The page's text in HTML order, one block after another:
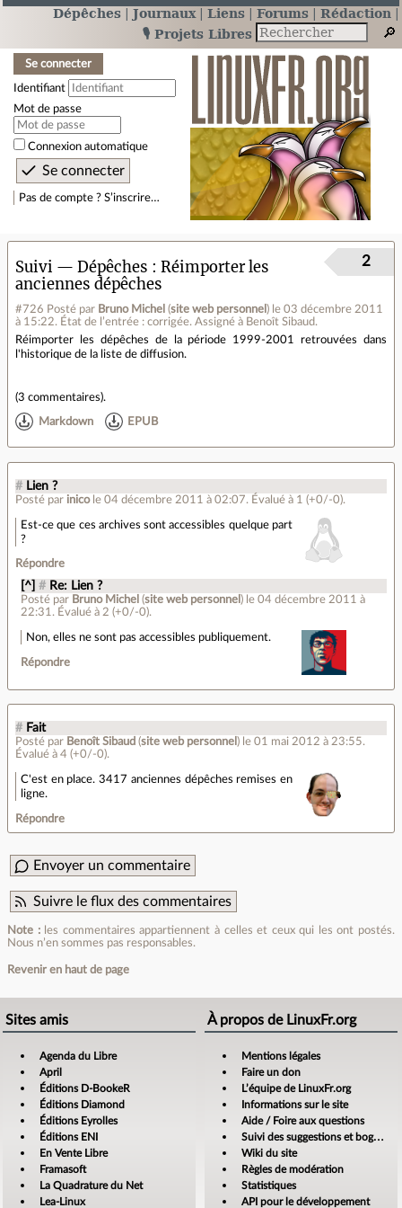
Dépêches Journaux Liens Forums
Rédaction
🎙️ Projets Libres
Se connecter
Identifiant
Mot de passe
Connexion automatique
Pas de compte ? S’inscrire…
Suivi — Dépêches
Réimporter les
anciennes dépêches
#726 Posté par Bruno Michel (site web personnel ) le 03 décembre 2011
à 15:22. État de l’entrée : corrigée. Assigné à Benoît Sibaud.
2
Réimporter les dépêches de la période 1999-2001 retrouvées dans
l'historique de la liste de diffusion.
(3 commentaires).
Markdown EPUB
# Lien ?
Posté par inico le 04 décembre 2011 à 02:07. Évalué à 1 (+0/-0).
Est-ce que ces archives sont accessibles quelque part
?
Répondre
[^] # Re: Lien ?
Posté par Bruno Michel (site web personnel ) le 04 décembre 2011 à
22:31. Évalué à2 (+0/-0).
Non, elles ne sont pas accessibles publiquement.
Répondre
# Fait
Posté par Benoît Sibaud (site web personnel ) le 01 mai 2012 à 23:55.
Évalué à 4 (+0/-0).
C'est en place. 3417 anciennes dépêches remises en
ligne.
Répondre
Envoyer un commentaire
Suivre le flux des commentaires
Note :les commentaires appartiennent à celles et ceux qui les ont postés.
Nous n’en sommes pas responsables.
Revenir en haut de page
Sites amis
Agenda du Libre
April
Éditions D-BookeR
Éditions Diamond
Éditions Eyrolles
Éditions ENI
En Vente Libre
Framasoft
La Quadrature du Net
Lea-Linux
À propos de LinuxFr.org
Mentions légales
Faire un don
L’équipe de LinuxFr.org
Informations sur le site
Aide / Foire aux questions
Suivi des suggestions et bogues
Wiki du site
Règles de modération
Statistiques
API pour le développement